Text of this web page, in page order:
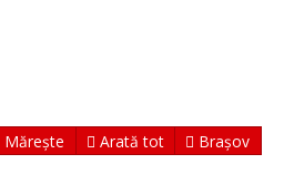
Mărește Arată tot Brașov